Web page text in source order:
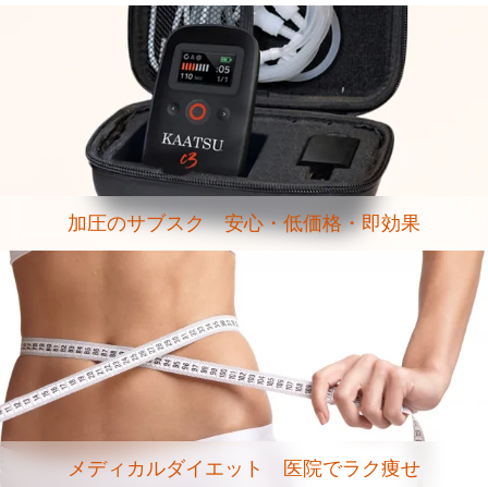
加圧のサブスク 安心・低価格・即効果
メディカルダイエット 医院でラク痩せ